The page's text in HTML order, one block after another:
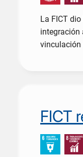
La FICT
integración
vinculación
FICT